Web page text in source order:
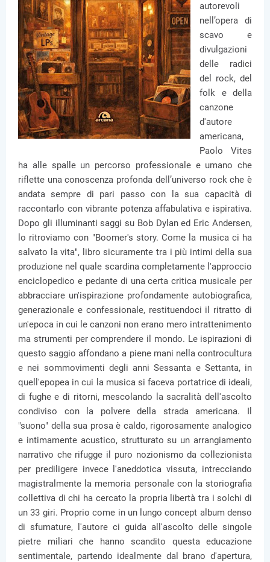
autorevoli
nell’opera di
scavo e
divulgazioni
delle radici
del rock, del
folk e della
canzone
d'autore
americana,
Paolo Vites
ha alle spalle un percorso professionale e umano che
riflette una conoscenza profonda dell’universo rock che è
andata sempre di pari passo con la sua capacità di
raccontarlo con vibrante potenza affabulativa e ispirativa.
Dopo gli illuminanti saggi su Bob Dylan ed Eric Andersen,
lo ritroviamo con "Boomer's story. Come la musica ci ha
salvato la vita", libro sicuramente tra i più intimi della sua
produzione nel quale scardina completamente l'approccio
enciclopedico e pedante di una certa critica musicale per
abbracciare un'ispirazione profondamente autobiografica,
generazionale e confessionale, restituendoci il ritratto di
un'epoca in cui le canzoni non erano mero intrattenimento
ma strumenti per comprendere il mondo. Le ispirazioni di
questo saggio affondano a piene mani nella controcultura
e nei sommovimenti degli anni Sessanta e Settanta, in
quell'epopea in cui la musica si faceva portatrice di ideali,
di fughe e di ritorni, mescolando la sacralità dell'ascolto
condiviso con la polvere della strada americana. Il
"suono" della sua prosa è caldo, rigorosamente analogico
e intimamente acustico, strutturato su un arrangiamento
narrativo che rifugge il puro nozionismo da collezionista
per prediligere invece l'aneddotica vissuta, intrecciando
magistralmente la memoria personale con la storiografia
collettiva di chi ha cercato la propria libertà tra i solchi di
un 33 giri. Proprio come in un lungo concept album denso
di sfumature, l'autore ci guida all'ascolto delle singole
pietre miliari che hanno scandito questa educazione
sentimentale, partendo idealmente dal brano d'apertura,